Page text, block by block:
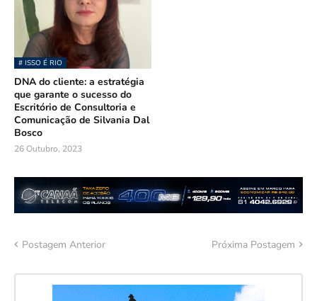
# ISSO É RIO
DNA do cliente: a estratégia
que garante o sucesso do
Escritório de Consultoria e
Comunicação de Silvania Dal
Bosco
26 Outubro, 2023
Postagem Anterior Próxima Postagem